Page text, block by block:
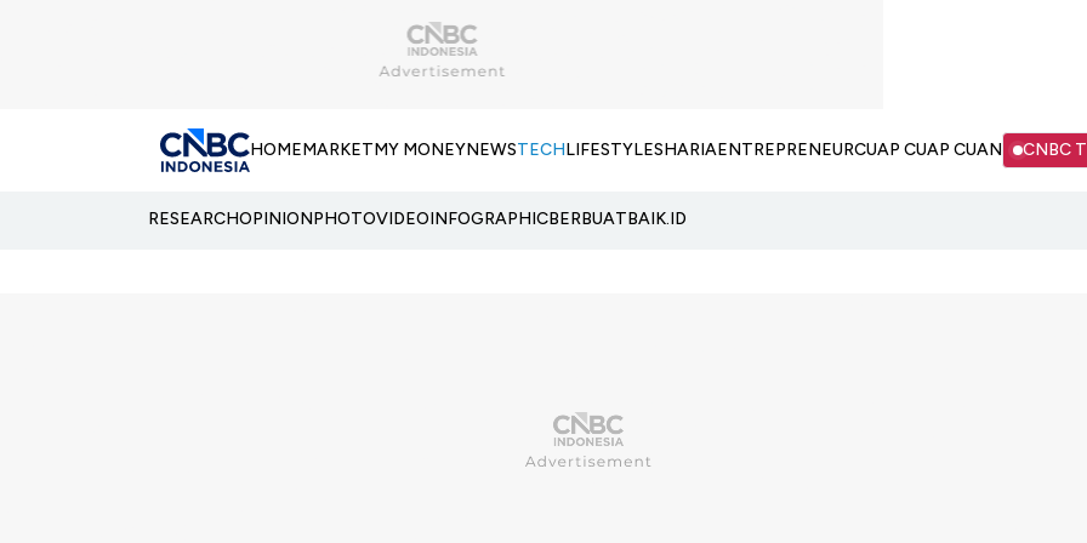
HOMEMARKETMY MONEYNEWSTECHLIFESTYLESHARIAENTREPRENEURCUAP CUAP CUAN CNBC
RESEARCHOPINIONPHOTOVIDEOINFOGRAPHICBERBUATBAIK.ID